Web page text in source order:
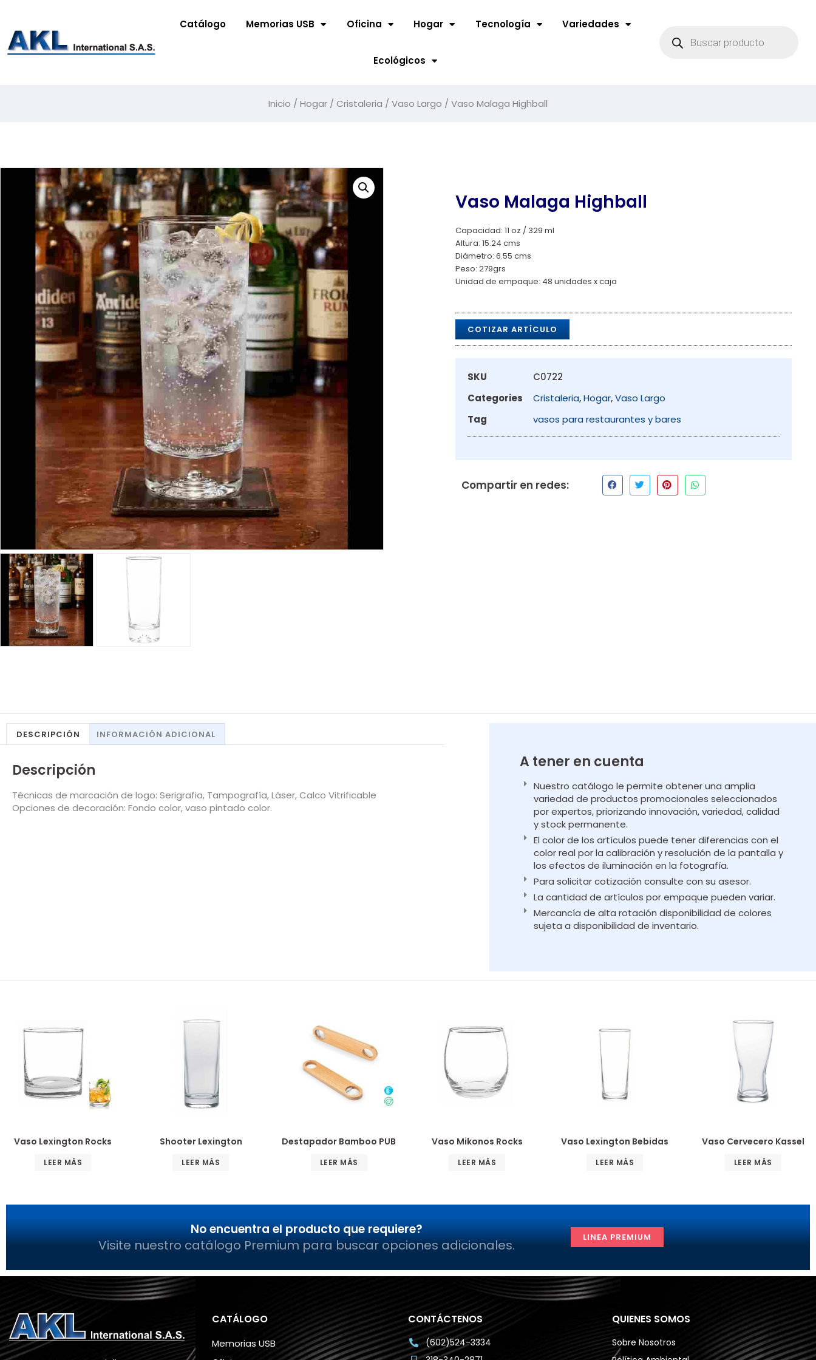
Catálogo Memorias USB Oficina Hogar Tecnología Variedades
Ecológicos
Inicio / Hogar / Cristaleria / Vaso Largo / Vaso Malaga Highball
Vaso Malaga Highball
Capacidad: 11 oz / 329 ml
Altura: 15.24 cms
Diámetro: 6.55 cms
Peso: 279grs
Unidad de empaque: 48 unidades x caja
COTIZAR ARTÍCULO
SKU
C0722
Categories
Cristaleria,Hogar,Vaso Largo
Tag
vasos para restaurantes y bares
Compartir en redes:
DESCRIPCIÓN INFORMACIÓN ADICIONAL
Descripción
Técnicas de marcación de logo: Serigrafia, Tampografía, Láser, Calco Vitrificable
Opciones de decoración: Fondo color, vaso pintado color.
A tener en cuenta
Nuestro catálogo le permite obtener una amplia
variedad de productos promocionales seleccionados
por expertos, priorizando innovación, variedad, calidad
y stock permanente.
El color de los artículos puede tener diferencias con el
color real por la calibración y resolución de la pantalla y
los efectos de iluminación en la fotografía.
Para solicitar cotización consulte con su asesor.
La cantidad de artículos por empaque pueden variar.
Mercancía de alta rotación disponibilidad de colores
sujeta a disponibilidad de inventario.
Vaso Lexington Rocks
LEER MÁS
Shooter Lexington
LEER MÁS
Destapador Bamboo PUB
LEER MÁS
Vaso Mikonos Rocks
LEER MÁS
Vaso Lexington Bebidas
LEER MÁS
Vaso Cervecero Kassel
LEER MÁS
No encuentra el producto que requiere?
Visite nuestro catálogo Premium para buscar opciones adicionales. LINEA PREMIUM
CATÁLOGO
Memorias USB
CONTÁCTENOS
(602)524-3334
QUIENES SOMOS
Sobre Nosotros